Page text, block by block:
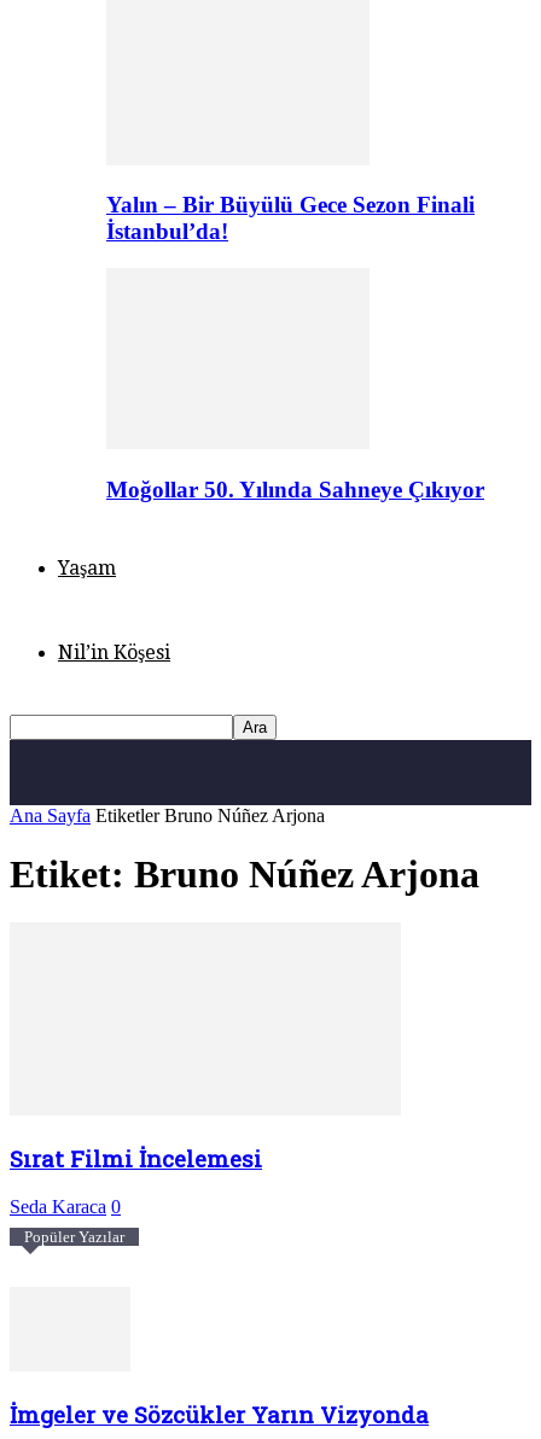
Yalın – Bir Büyülü Gece Sezon Finali
İstanbul’da!
Moğollar 50. Yılında Sahneye Çıkıyor
Yaşam
Nil’in Köşesi
Ana Sayfa Etiketler Bruno Núñez Arjona
Etiket: Bruno Núñez Arjona
Sırat Filmi İncelemesi
Seda Karaca 0
Popüler Yazılar
İmgeler ve Sözcükler Yarın Vizyonda